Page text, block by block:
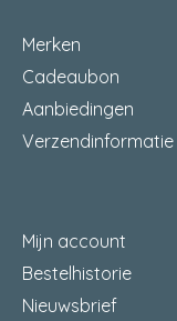
Merken
Cadeaubon
Aanbiedingen
Verzendinformatie
Mijn account
Bestelhistorie
Nieuwsbrief